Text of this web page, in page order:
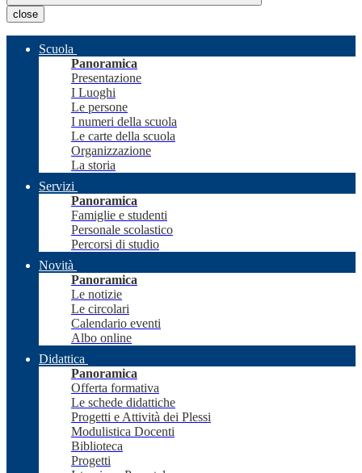
close
Scuola
Panoramica
Presentazione
I Luoghi
Le persone
I numeri della scuola
Le carte della scuola
Organizzazione
La storia
Servizi
Panoramica
Famiglie e studenti
Personale scolastico
Percorsi di studio
Novità
Panoramica
Le notizie
Le circolari
Calendario eventi
Albo online
Didattica
Panoramica
Offerta formativa
Le schede didattiche
Progetti e Attività dei Plessi
Modulistica Docenti
Biblioteca
Progetti